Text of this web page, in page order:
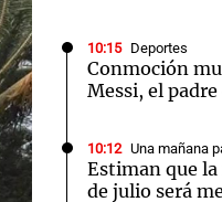
10:15 Deportes
Conmoción
Messi, el
10:12 Una mañana
Estiman que
de julio será